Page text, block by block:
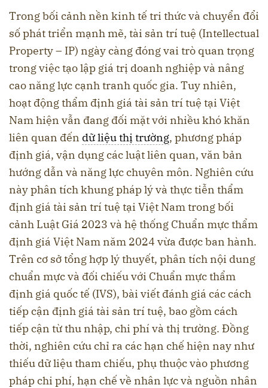
Trong bối cảnh nền kinh tế tri thức và chuyển đổi
số phát triển mạnh mẽ, tài sản trí tuệ (Intellectual
Property – IP) ngày càng đóng vai trò quan trọng
trong việc tạo lập giá trị doanh nghiệp và nâng
cao năng lực cạnh tranh quốc gia. Tuy nhiên,
hoạt động thẩm định giá tài sản trí tuệ tại Việt
Nam hiện vẫn đang đối mặt với nhiều khó khăn
liên quan đến dữ liệu thị trường, phương pháp
định giá, vận dụng các luật liên quan, văn bản
hướng dẫn và năng lực chuyên môn. Nghiên cứu
này phân tích khung pháp lý và thực tiễn thẩm
định giá tài sản trí tuệ tại Việt Nam trong bối
cảnh Luật Giá 2023 và hệ thống Chuẩn mực thẩm
định giá Việt Nam năm 2024 vừa được ban hành.
Trên cơ sở tổng hợp lý thuyết, phân tích nội dung
chuẩn mực và đối chiếu với Chuẩn mực thẩm
định giá quốc tế (IVS), bài viết đánh giá các cách
tiếp cận định giá tài sản trí tuệ, bao gồm cách
tiếp cận từ thu nhập, chi phí và thị trường. Đồng
thời, nghiên cứu chỉ ra các hạn chế hiện nay như
thiếu dữ liệu tham chiếu, phụ thuộc vào phương
pháp chi phí, hạn chế về nhân lực và nguồn nhân